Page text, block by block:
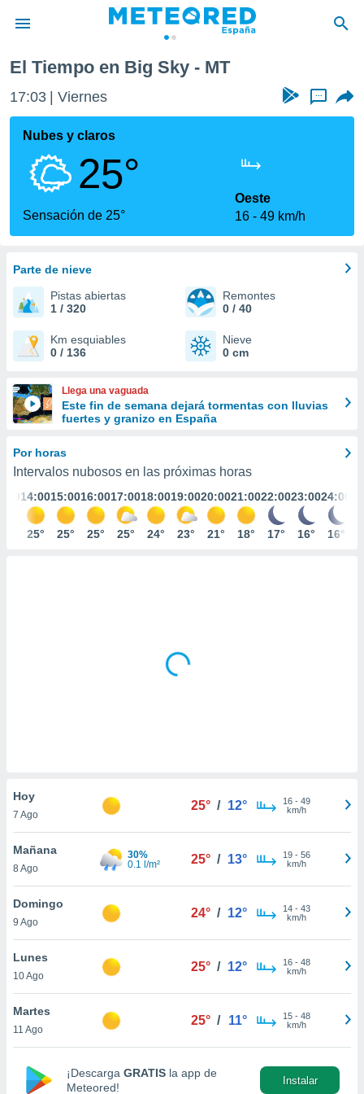
de
por
que se
calidad.
a este
las
y
forma
basada
permite
coste.
botón
a la
nuestra
y
de
cookies
aceptar
ACEPTAR
CONTINUAR
CONFIGURACIÓN
El Tiempo en Big Sky - MT
17:03 Viernes ...
Nubes y claros
25°
Sensación de 25°
Oeste
16
49 km/h
Parte de nieve
Pistas abiertas
1 / 320
Remontes
0 / 40
Km esquiables
0 / 136
Nieve
0 cm
Llega una vaguada
Este fin de semana dejará tormentas con lluvias
fuertes y granizo en España
Por horas
Intervalos nubosos en las próximas horas
14:00
25°
15:00
25°
16:00
25°
17:00
25°
18:00
24°
19:00
23°
20:00
21°
21:00
18°
22:00
17°
23:00
16°
24:00
16°
Hoy
7 Ago
25° / 12° 16- 49
km/h
Mañana
8 Ago
30%
0.1 l/m²
25° / 13° 19- 56
km/h
Domingo
9 Ago
24° / 12° 14- 43
km/h
Lunes
10 Ago
25° / 12° 16- 48
km/h
Martes
11 Ago
25° / 11° 15- 48
km/h
¡Descarga GRATIS la app de
Meteored!
Instalar